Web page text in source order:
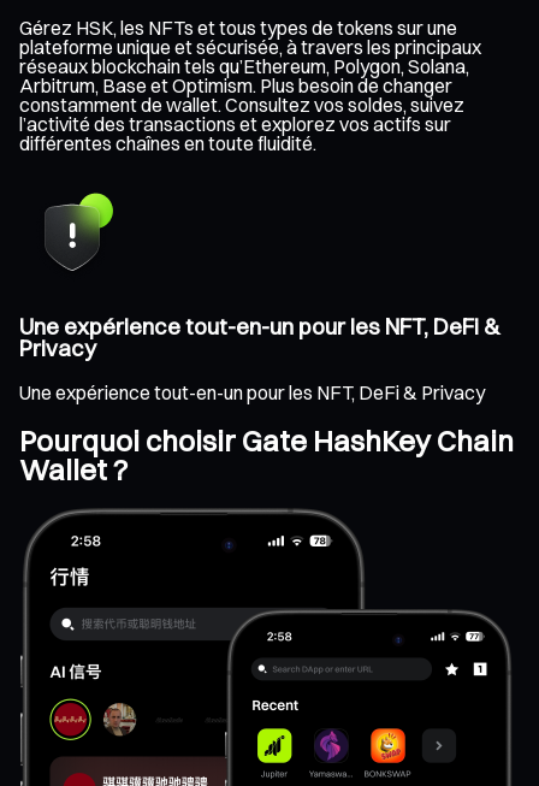
Gérez HSK, les NFTs et tous types de tokens sur une
plateforme unique et sécurisée, à travers les principaux
réseaux blockchain tels qu’Ethereum, Polygon, Solana,
Arbitrum, Base et Optimism. Plus besoin de changer
constamment de wallet. Consultez vos soldes, suivez
l’activité des transactions et explorez vos actifs sur
différentes chaînes en toute fluidité.
Une expérience tout-en-un pour les NFT, DeFi &
Privacy
Une expérience tout-en-un pour les NFT, DeFi & Privacy
Pourquoi choisir Gate HashKey Chain
Wallet ?